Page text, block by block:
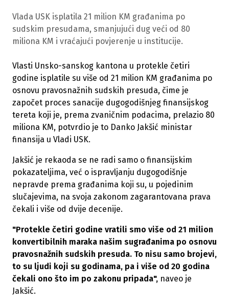
Vlada USK isplatila 21 milion KM građanima po
sudskim presudama, smanjujući dug veći od 80
miliona KM i vraćajući povjerenje u institucije.
Vlasti Unsko-sanskog kantona u protekle četiri
godine isplatile su više od 21 milion KM građanima po
osnovu pravosnažnih sudskih presuda, čime je
započet proces sanacije dugogodišnjeg finansijskog
tereta koji je, prema zvaničnim podacima, prelazio 80
miliona KM, potvrdio je to Danko Jakšić ministar
finansija u Vladi USK.
Jakšić je rekaoda se ne radi samo o finansijskim
pokazateljima, već o ispravljanju dugogodišnje
nepravde prema građanima koji su, u pojedinim
slučajevima, na svoja zakonom zagarantovana prava
čekali i više od dvije decenije.
"Protekle četiri godine vratili smo više od 21 milion
konvertibilnih maraka našim sugrađanima po osnovu
pravosnažnih sudskih presuda. To nisu samo brojevi,
to su ljudi koji su godinama, pa i više od 20 godina
čekali ono što im po zakonu pripada", naveo je
Jakšić.